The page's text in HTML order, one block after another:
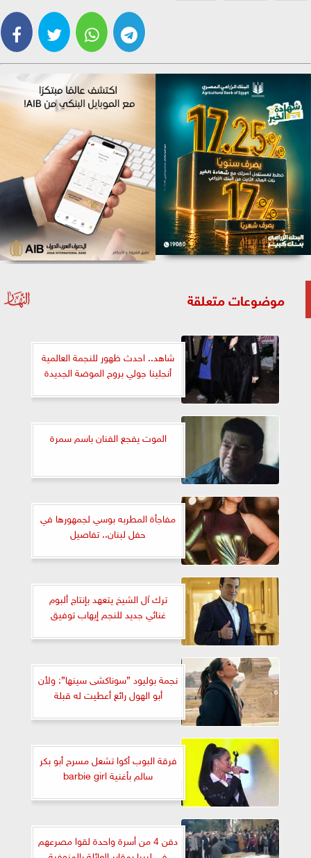
موضوعات متعلقة
شاهد.. احدث ظهور للنجمة العالمية
أنجلينا جولي بروح الموضة الجديدة
الموت يفجع الفنان باسم سمرة
مفاجأة المطربه بوسي لجمهورها في
حفل لبنان.. تفاصيل
ترك آل الشيخ يتعهد بإنتاج ألبوم
غنائي جديد للنجم إيهاب توفيق
نجمة بوليود ”سوناكشى سينها”: ولأن
أبو الهول رائع أعطيت له قبلة
فرقة البوب أكوا تشعل مسرح أبو بكر
سالم بأغنية barbie girl
دفن 4 من أسرة واحدة لقوا مصرعهم